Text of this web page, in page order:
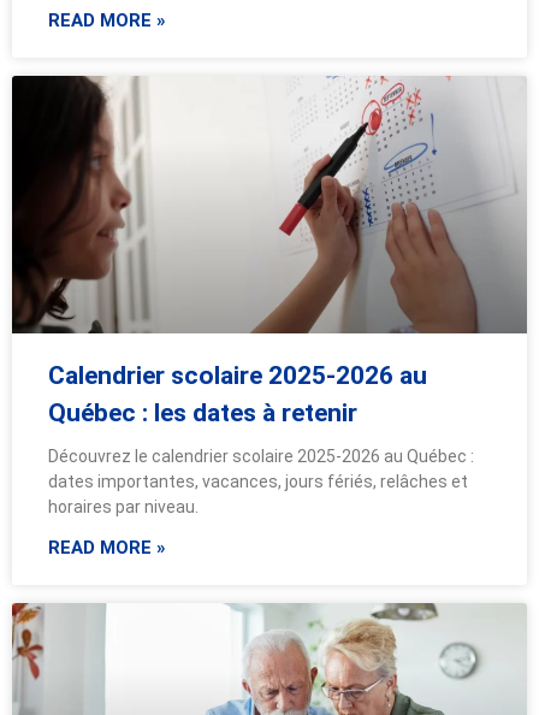
READ MORE »
Calendrier scolaire 2025-2026 au
Québec : les dates à retenir
Découvrez le calendrier scolaire 2025-2026 au Québec :
dates importantes, vacances, jours fériés, relâches et
horaires par niveau.
READ MORE »